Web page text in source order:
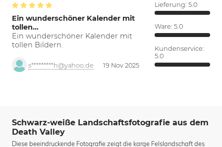
Ein wunderschöner Kalender mit
tollen…
Ein wunderschöner Kalender mit
tollen Bildern.
s*********h@yahoo.de 19 Nov 2025
Lieferung: 5.0
Ware: 5.0
Kundenservice:
5.0
Schwarz-weiße Landschaftsfotografie aus dem
Death Valley
Diese beeindruckende Fotografie zeigt die karge Felslandschaft des